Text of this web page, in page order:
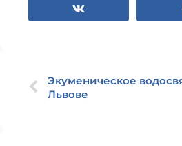
Экуменическое
Львове